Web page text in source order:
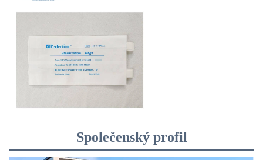
Společenský profil